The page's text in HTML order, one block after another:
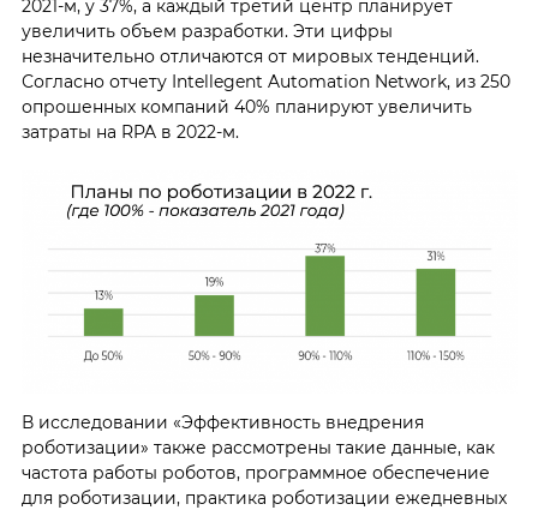
2021-м, у 37%, а каждый третий центр планирует
увеличить объем разработки. Эти цифры
незначительно отличаются от мировых тенденций.
Согласно отчету Intellegent Automation Network, из 250
опрошенных компаний 40% планируют увеличить
затраты на RPA в 2022-м.
В исследовании «Эффективность внедрения
роботизации» также рассмотрены такие данные, как
частота работы роботов, программное обеспечение
для роботизации, практика роботизации ежедневных